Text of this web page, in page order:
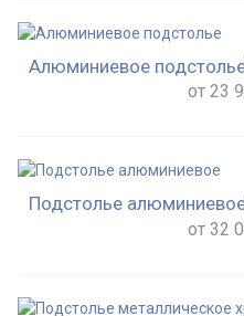
Алюминиевое
от 23
Подстолье
от 32